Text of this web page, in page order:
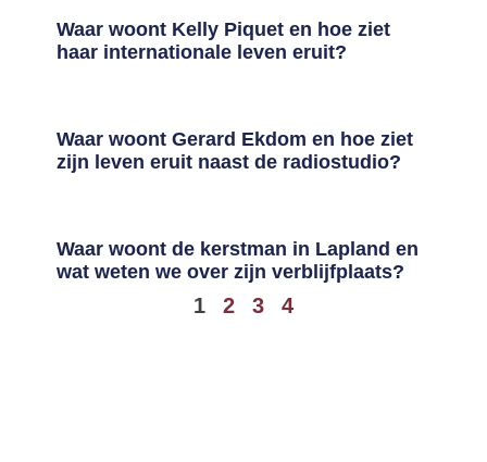
Waar woont Kelly Piquet en hoe ziet
haar internationale leven eruit?
Waar woont Gerard Ekdom en hoe ziet
zijn leven eruit naast de radiostudio?
Waar woont de kerstman in Lapland en
wat weten we over zijn verblijfplaats?
1 2 3 4